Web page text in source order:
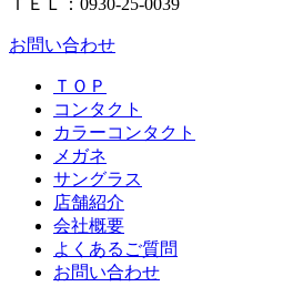
ＴＥＬ：0930-25-0039
お問い合わせ
ＴＯＰ
コンタクト
カラーコンタクト
メガネ
サングラス
店舗紹介
会社概要
よくあるご質問
お問い合わせ